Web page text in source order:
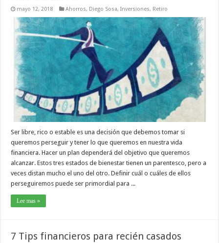
mayo 12, 2018 Ahorros, Diego Sosa,Inversiones, Retiro
Ser libre, rico o estable es una decisión que debemos tomar si
queremos perseguir y tener lo que queremos en nuestra vida
financiera. Hacer un plan dependerá del objetivo que queremos
alcanzar. Estos tres estados de bienestar tienen un parentesco, pero a
veces distan mucho el uno del otro. Definir cuál o cuáles de ellos
perseguiremos puede ser primordial para ...
Lee mas »
7 Tips financieros para recién casados